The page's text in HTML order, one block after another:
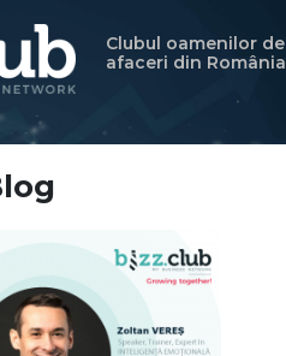
Clubul oamenilor de
afaceri din România